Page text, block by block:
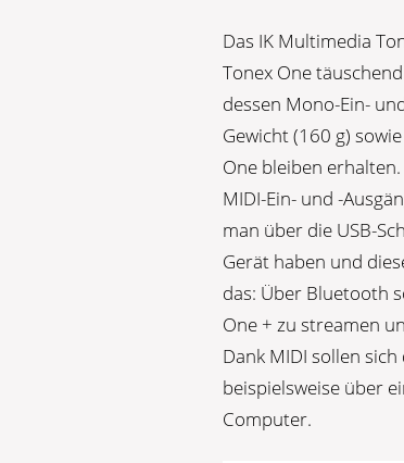
Das IK Multimedia
Tonex One
dessen Mono-Ein-
Gewicht (160 g)
One bleiben
MIDI-Ein- und -
man über die USB-
Gerät haben und
das: Über Bluetooth
One + zu streamen
Dank MIDI sollen
beispielsweise über
Computer.